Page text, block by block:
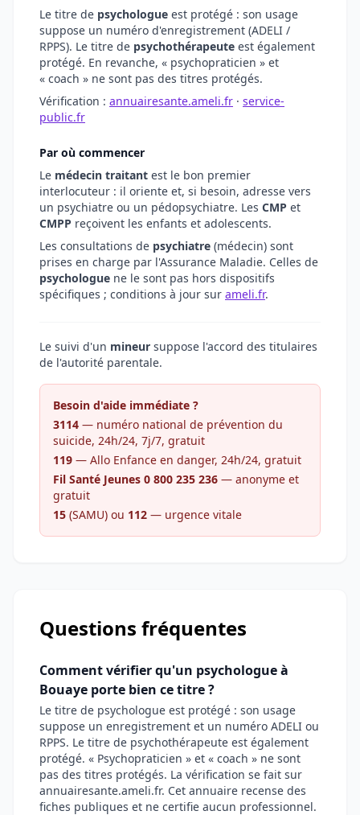
Le titre de psychologue est protégé : son usage
suppose un numéro d'enregistrement (ADELI /
RPPS). Le titre de psychothérapeute est également
protégé. En revanche, « psychopraticien » et
« coach » ne sont pas des titres protégés.
Vérification : annuairesante.ameli.fr · service-
public.fr
Par où commencer
Le médecin traitant est le bon premier
interlocuteur : il oriente et, si besoin, adresse vers
un psychiatre ou un pédopsychiatre. Les CMP et
CMPP reçoivent les enfants et adolescents.
Les consultations de psychiatre (médecin) sont
prises en charge par l'Assurance Maladie. Celles de
psychologue ne le sont pas hors dispositifs
spécifiques ; conditions à jour sur ameli.fr.
Le suivi d'un mineur suppose l'accord des titulaires
de l'autorité parentale.
Besoin d'aide immédiate ?
3114 — numéro national de prévention du
suicide, 24h/24, 7j/7, gratuit
119 — Allo Enfance en danger, 24h/24, gratuit
Fil Santé Jeunes 0 800 235 236 — anonyme et
gratuit
15 (SAMU) ou 112 — urgence vitale
Questions fréquentes
Comment vérifier qu'un psychologue à
Bouaye porte bien ce titre ?
Le titre de psychologue est protégé : son usage
suppose un enregistrement et un numéro ADELI ou
RPPS. Le titre de psychothérapeute est également
protégé. « Psychopraticien » et « coach » ne sont
pas des titres protégés. La vérification se fait sur
annuairesante.ameli.fr. Cet annuaire recense des
fiches publiques et ne certifie aucun professionnel.